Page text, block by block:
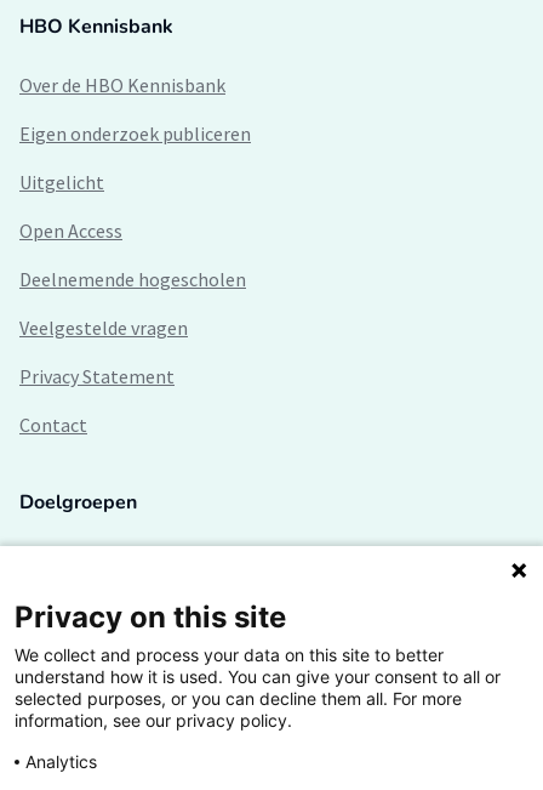
HBO Kennisbank
Over de HBO Kennisbank
Eigen onderzoek publiceren
Uitgelicht
Open Access
Deelnemende hogescholen
Veelgestelde vragen
Privacy Statement
Contact
Doelgroepen
Lectoren en onderzoekers
Bedrijven
Hogescholen
Privacy on this site
We collect and process your data on this site to better
understand how it is used. You can give your consent to all or
selected purposes, or you can decline them all. For more
information, see our privacy policy.
Analytics